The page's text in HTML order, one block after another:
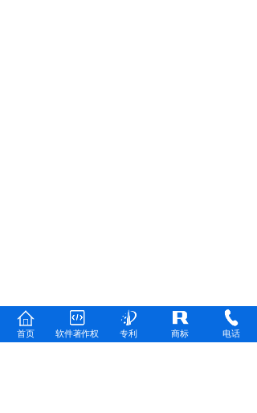
首页 软件著作权 专利 商标 电话